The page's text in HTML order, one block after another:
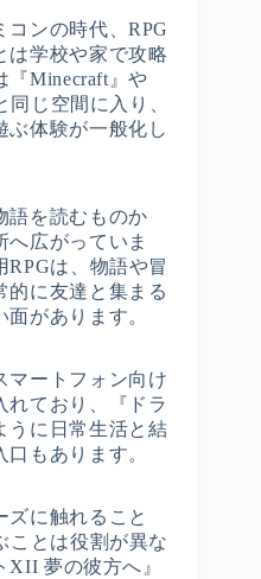
コンの時代、RPG
は学校や家で攻略
『Minecraft』や
同じ空間に入り、
ぶ体験が一般化し
語を読むものか
へ広がっていま
は、物語や冒
的に友達と集まる
があります。
マートフォン向け
れており、『ドラ
うに日常生活と結
もあります。
ズに触れること
ことは役割が異な
XII 夢の彼方へ』